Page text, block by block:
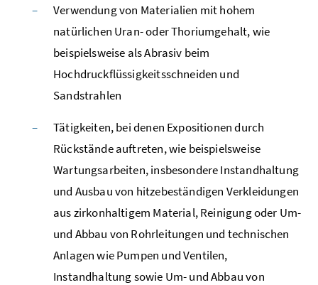
Verwendung von Materialien mit hohem
natürlichen Uran- oder Thoriumgehalt, wie
beispielsweise als Abrasiv beim
Hochdruckflüssigkeitsschneiden und
Sandstrahlen
Tätigkeiten, bei denen Expositionen durch
Rückstände auftreten, wie beispielsweise
Wartungsarbeiten, insbesondere Instandhaltung
und Ausbau von hitzebeständigen Verkleidungen
aus zirkonhaltigem Material, Reinigung oder Um-
und Abbau von Rohrleitungen und technischen
Anlagen wie Pumpen und Ventilen,
Instandhaltung sowie Um- und Abbau von